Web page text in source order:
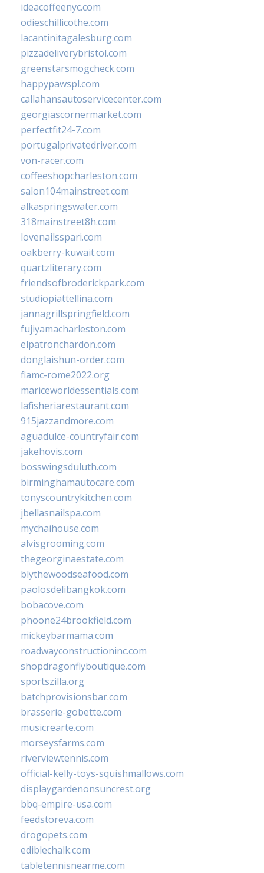
ideacoffeenyc.com
odieschillicothe.com
lacantinitagalesburg.com
pizzadeliverybristol.com
greenstarsmogcheck.com
happypawspl.com
callahansautoservicecenter.com
georgiascornermarket.com
perfectfit24-7.com
portugalprivatedriver.com
von-racer.com
coffeeshopcharleston.com
salon104mainstreet.com
alkaspringswater.com
318mainstreet8h.com
lovenailsspari.com
oakberry-kuwait.com
quartzliterary.com
friendsofbroderickpark.com
studiopiattellina.com
jannagrillspringfield.com
fujiyamacharleston.com
elpatronchardon.com
donglaishun-order.com
fiamc-rome2022.org
mariceworldessentials.com
lafisheriarestaurant.com
915jazzandmore.com
aguadulce-countryfair.com
jakehovis.com
bosswingsduluth.com
birminghamautocare.com
tonyscountrykitchen.com
jbellasnailspa.com
mychaihouse.com
alvisgrooming.com
thegeorginaestate.com
blythewoodseafood.com
paolosdelibangkok.com
bobacove.com
phoone24brookfield.com
mickeybarmama.com
roadwayconstructioninc.com
shopdragonflyboutique.com
sportszilla.org
batchprovisionsbar.com
brasserie-gobette.com
musicrearte.com
morseysfarms.com
riverviewtennis.com
official-kelly-toys-squishmallows.com
displaygardenonsuncrest.org
bbq-empire-usa.com
feedstoreva.com
drogopets.com
ediblechalk.com
tabletennisnearme.com